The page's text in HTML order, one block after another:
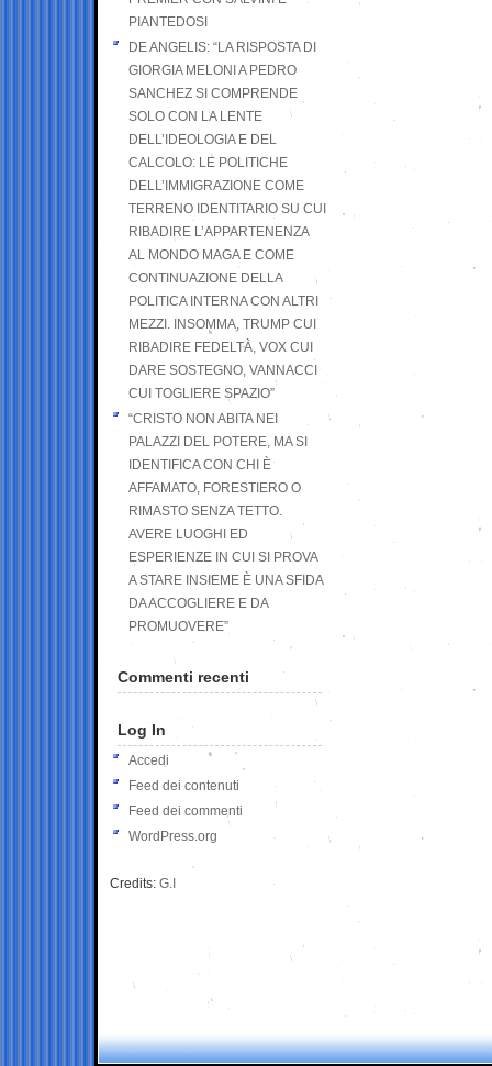
PIANTEDOSI
DE ANGELIS: “LA RISPOSTA DI
GIORGIA MELONI A PEDRO
SANCHEZ SI COMPRENDE
SOLO CON LA LENTE
DELL’IDEOLOGIA E DEL
CALCOLO: LE POLITICHE
DELL’IMMIGRAZIONE COME
TERRENO IDENTITARIO SU CUI
RIBADIRE L’APPARTENENZA
AL MONDO MAGA E COME
CONTINUAZIONE DELLA
POLITICA INTERNA CON ALTRI
MEZZI. INSOMMA, TRUMP CUI
RIBADIRE FEDELTÀ, VOX CUI
DARE SOSTEGNO, VANNACCI
CUI TOGLIERE SPAZIO”
“CRISTO NON ABITA NEI
PALAZZI DEL POTERE, MA SI
IDENTIFICA CON CHI È
AFFAMATO, FORESTIERO O
RIMASTO SENZA TETTO.
AVERE LUOGHI ED
ESPERIENZE IN CUI SI PROVA
A STARE INSIEME È UNA SFIDA
DA ACCOGLIERE E DA
PROMUOVERE”
Commenti recenti
Log In
Accedi
Feed dei contenuti
Feed dei commenti
WordPress.org
Credits: G.I